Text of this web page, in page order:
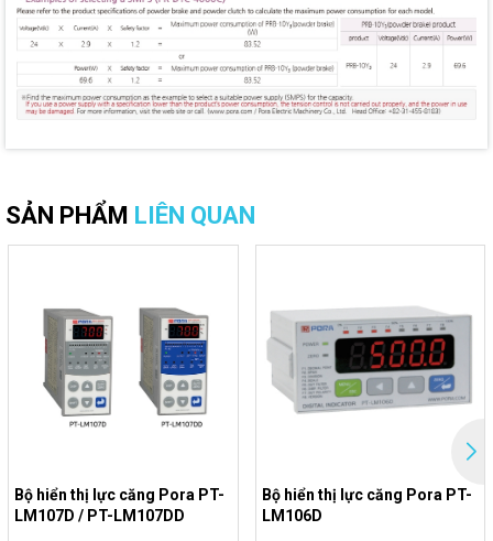
SẢN PHẨM LIÊN QUAN
Bộ hiển thị lực căng Pora PT-
LM107D / PT-LM107DD
Bộ hiển thị lực căng Pora PT-
LM106D